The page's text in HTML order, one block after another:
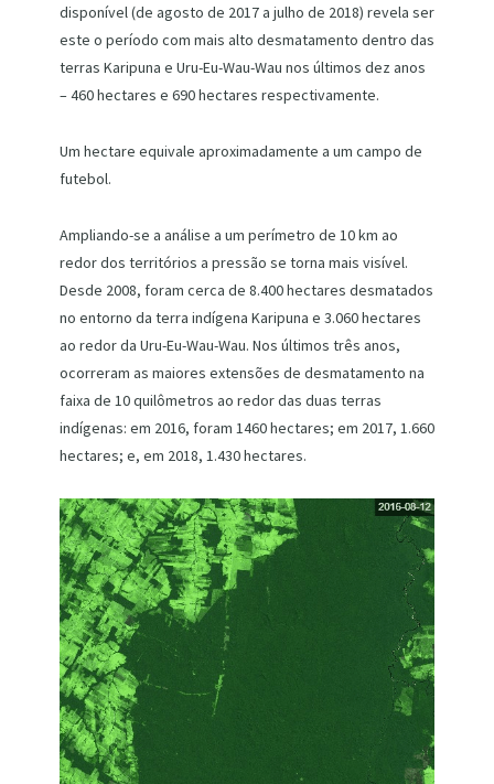
disponível (de agosto de 2017 a julho de 2018) revela ser
este o período com mais alto desmatamento dentro das
terras Karipuna e Uru-Eu-Wau-Wau nos últimos dez anos
– 460 hectares e 690 hectares respectivamente.
Um hectare equivale aproximadamente a um campo de
futebol.
Ampliando-se a análise a um perímetro de 10 km ao
redor dos territórios a pressão se torna mais visível.
Desde 2008, foram cerca de 8.400 hectares desmatados
no entorno da terra indígena Karipuna e 3.060 hectares
ao redor da Uru-Eu-Wau-Wau. Nos últimos três anos,
ocorreram as maiores extensões de desmatamento na
faixa de 10 quilômetros ao redor das duas terras
indígenas: em 2016, foram 1460 hectares; em 2017, 1.660
hectares; e, em 2018, 1.430 hectares.